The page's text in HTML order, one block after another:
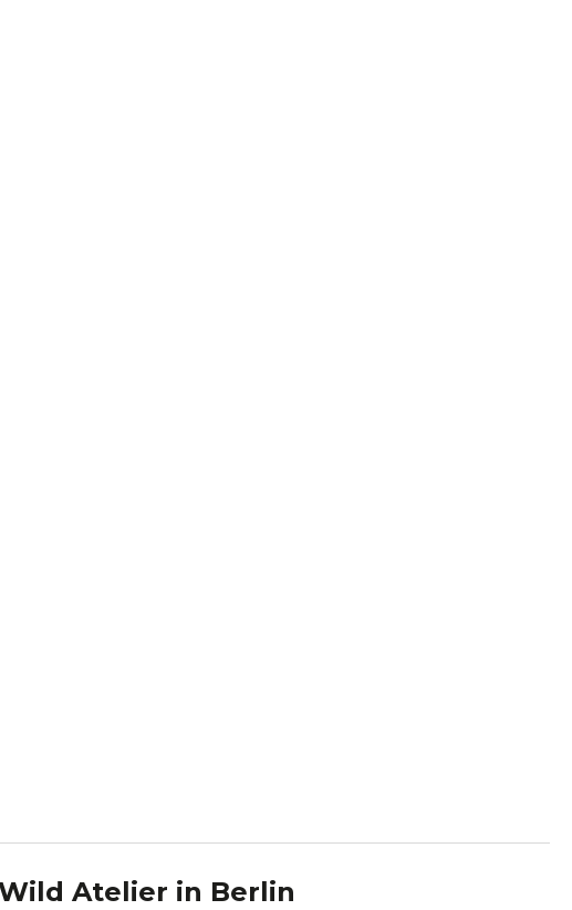
Atelier in Berlin